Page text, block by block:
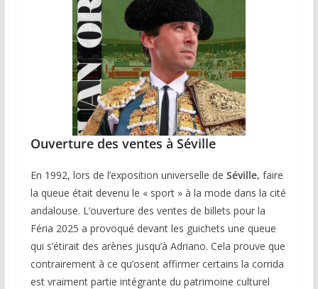
Ouverture des ventes à Séville
En 1992, lors de l’exposition universelle de Séville, faire
la queue était devenu le « sport » à la mode dans la cité
andalouse. L’ouverture des ventes de billets pour la
Féria 2025 a provoqué devant les guichets une queue
qui s’étirait des arènes jusqu’à Adriano. Cela prouve que
contrairement à ce qu’osent affirmer certains la corrida
est vraiment partie intégrante du patrimoine culturel